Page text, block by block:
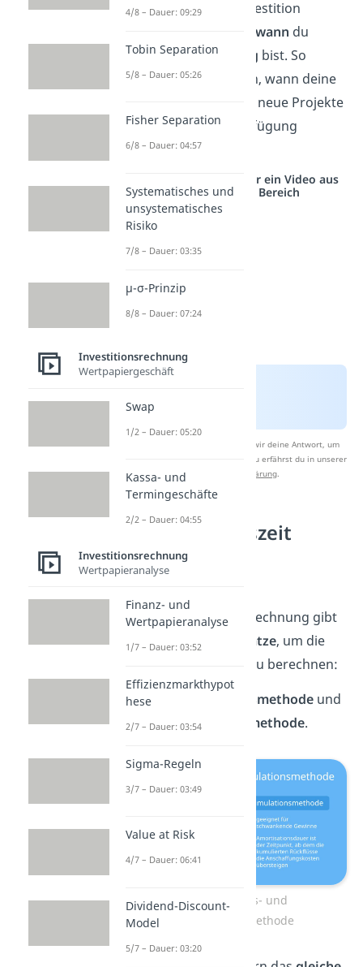
einer bestimmten Investition
wann du
wieder zahlungsfähig bist. So
kannst du abschätzen, wann deine
finanziellen Mittel für neue Projekte
oder Notfälle zur Verfügung
stehen.
Studyflix vernetzt: Hier ein Video aus
einem anderen Bereich
Nach Beantwortung speichern wir deine Antwort, um
Studyflix zu verbessern. Mehr dazu erfährst du in unserer
Datenschutzerklärung.
Amortisationszeit
berechnen: 2
Methoden
In der Amortisationsrechnung gibt
es zwei gängige Ansätze, um die
Amortisationsdauer zu berechnen:
die
Durchschnittsmethode und
dieKumulationsmethode.
Durchschnitts- und
Kumulationsmethode
4/8 – Dauer: 09:29
Tobin Separation
5/8 – Dauer: 05:26
Fisher Separation
6/8 – Dauer: 04:57
Systematisches und
unsystematisches
Risiko
7/8 – Dauer: 03:35
μ-σ-Prinzip
8/8 – Dauer: 07:24
Investitionsrechnung
Wertpapiergeschäft
Swap
1/2 – Dauer: 05:20
Kassa- und
Termingeschäfte
2/2 – Dauer: 04:55
Investitionsrechnung
Wertpapieranalyse
Finanz- und
Wertpapieranalyse
1/7 – Dauer: 03:52
Effizienzmarkthypot
hese
2/7 – Dauer: 03:54
Sigma-Regeln
3/7 – Dauer: 03:49
Value at Risk
4/7 – Dauer: 06:41
Dividend-Discount-
Model
5/7 – Dauer: 03:20